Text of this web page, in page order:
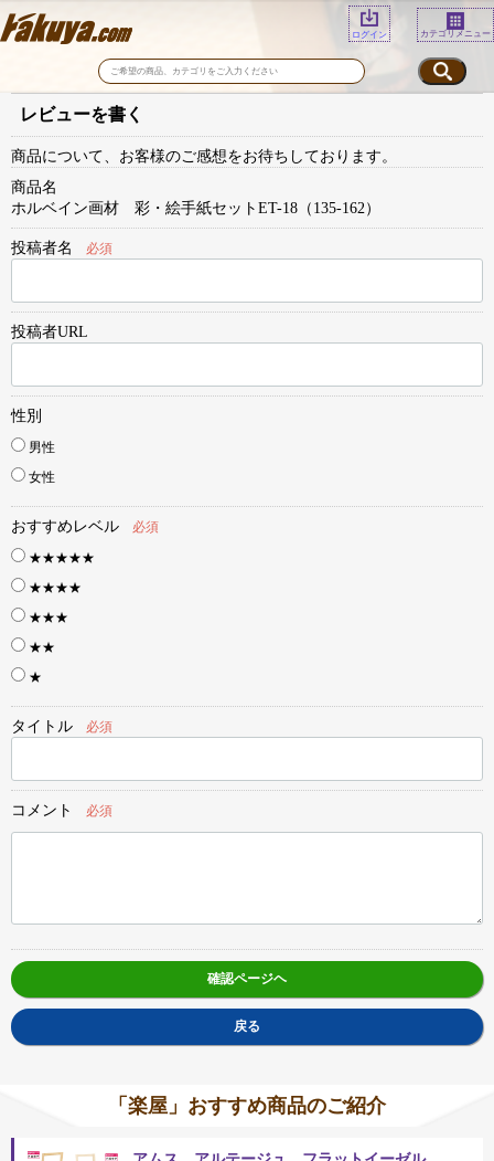
ログイン カテゴリメニュー
レビューを書く
商品について、お客様のご感想をお待ちしております。
商品名
ホルベイン画材 彩・絵手紙セットET-18（135-162）
投稿者名 必須
投稿者URL
性別
男性
女性
おすすめレベル
必須
★★★★★
★★★★
★★★
★★
★
タイトル 必須
コメント 必須
確認ページヘ
戻る
「楽屋」おすすめ商品のご紹介